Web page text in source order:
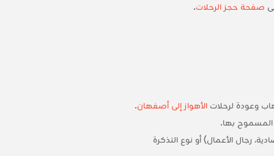
صفحة حجز الرحلات.
وعودة لرحلات الأهواز إلى أصفهان.
المسموح بها.
رجال الأعمال) أو نوع التذكرة